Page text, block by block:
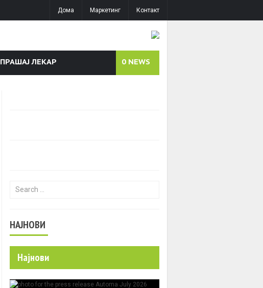
Дома Маркетинг Контакт
ПРАШАЈ ЛЕКАР 0 NEWS
Search for:
НАЈНОВИ
Најнови